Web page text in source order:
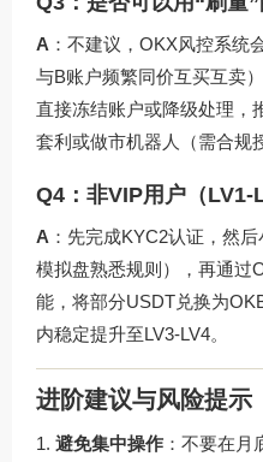
A ：不建议，OKX风控系统
与B账户频繁同价互买互卖
直接冻结账户或降级处理，
套利或做市机器人（需合规
Q4：非VIP用户（LV1-
A ：先完成KYC2认证，然
模拟盘熟悉规则），再通过
能，将部分USDT兑换为
内稳定提升至LV3-LV4。
进阶建议与风险提示
避免集中操作 ：不要在